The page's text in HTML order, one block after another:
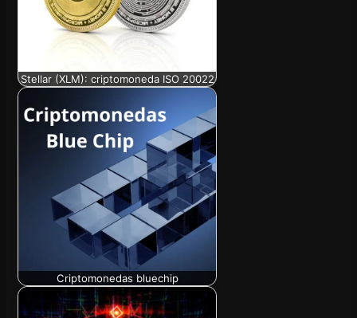
Stellar (XLM): criptomoneda ISO 20022
Criptomonedas bluechip